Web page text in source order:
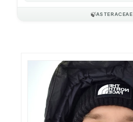
🍃ASTERACEAE